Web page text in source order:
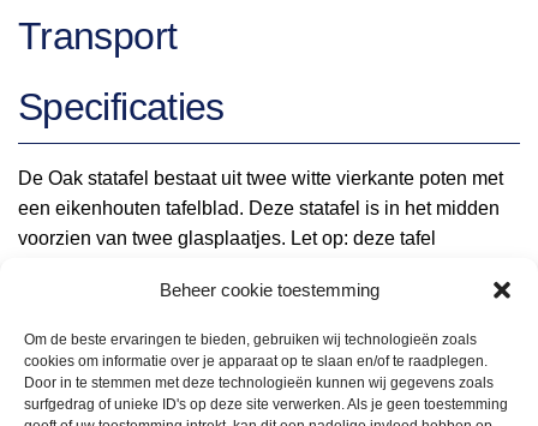
Beheer cookie toestemming
Om de beste ervaringen te bieden, gebruiken wij technologieën zoals
cookies om informatie over je apparaat op te slaan en/of te raadplegen.
Door in te stemmen met deze technologieën kunnen wij gegevens zoals
surfgedrag of unieke ID's op deze site verwerken. Als je geen toestemming
Transport
Specificaties
De Oak statafel bestaat uit twee witte vierkante poten met
een eikenhouten tafelblad. Deze statafel is in het midden
voorzien van twee glasplaatjes. Let op: deze tafel
wel te bestellen bij ons via ons aanbod op de website.